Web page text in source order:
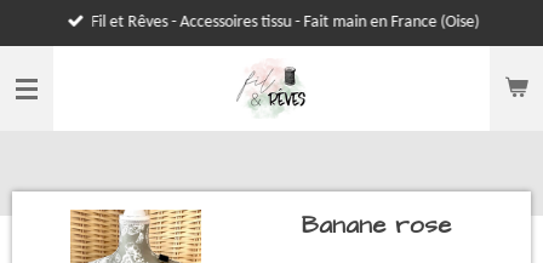
au
contenu
Fil et Rêves - Accessoires tissu - Fait main en France (Oise)
Banane rose